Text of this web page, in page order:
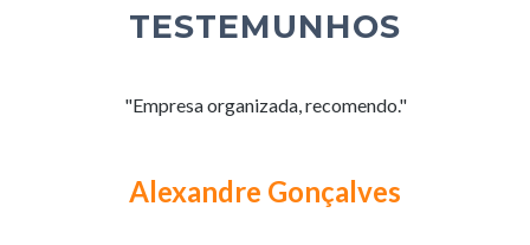
TESTEMUNHOS
"Empresa organizada, recomendo."
Alexandre Gonçalves